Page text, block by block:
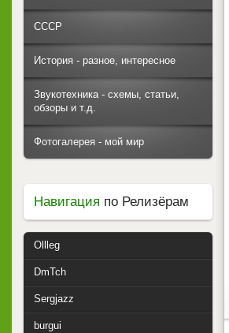
СССР
История - разное, интересное
Звукотехника - схемы, статьи,
обзоры и т.д.
Фотогалерея - мой мир
Навигация по Релизёрам
Ollleg
DmTch
Sergjazz
burgui